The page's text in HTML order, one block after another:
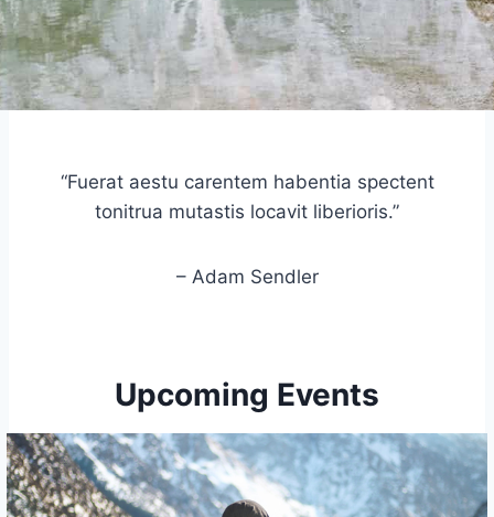
“Fuerat aestu carentem habentia spectent
tonitrua mutastis locavit liberioris.”
– Adam Sendler
Upcoming Events